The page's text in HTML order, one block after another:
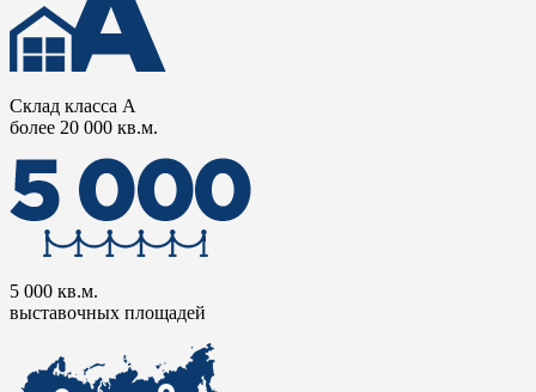
Склад класса А
более 20 000 кв.м.
5 000 кв.м.
выставочных площадей